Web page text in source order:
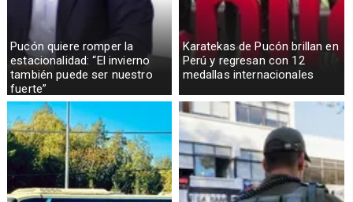
Pucón quiere romper la
estacionalidad: “El invierno
también puede ser nuestro
fuerte”
Karatekas de Pucón brillan en
Perú y regresan con 12
medallas internacionales